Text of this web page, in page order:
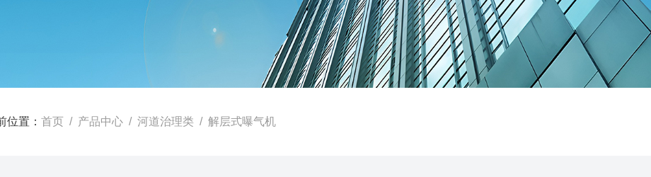
位置： 首页 / 产品中心 / 河道治理类 / 解层式曝气机